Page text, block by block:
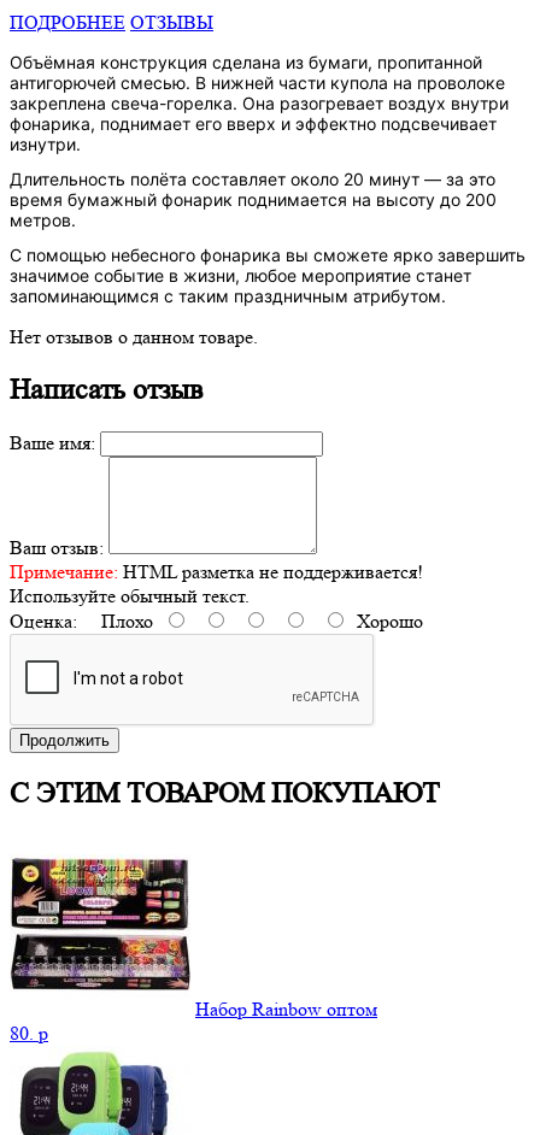
ПОДРОБНЕЕ ОТЗЫВЫ
Объёмная конструкция сделана из бумаги, пропитанной
антигорючей смесью. В нижней части купола на проволоке
закреплена свеча-горелка. Она разогревает воздух внутри
фонарика, поднимает его вверх и эффектно подсвечивает
изнутри.
Длительность полёта составляет около 20 минут — за это
время бумажный фонарик поднимается на высоту до 200
метров.
С помощью небесного фонарика вы сможете ярко завершить
значимое событие в жизни, любое мероприятие станет
запоминающимся с таким праздничным атрибутом.
Нет отзывов о данном товаре.
Написать отзыв
Ваше имя:
Ваш отзыв:
Примечание: HTML разметка не поддерживается!
Используйте обычный текст.
Оценка: Плохо Хорошо
Продолжить
С ЭТИМ ТОВАРОМ ПОКУПАЮТ
Набор Rainbow оптом
80. p